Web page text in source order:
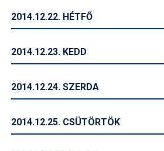
2014.12.22. HÉTFŐ
2014.12.23. KEDD
2014.12.24. SZERDA
2014.12.25. CSÜTÖRTÖK